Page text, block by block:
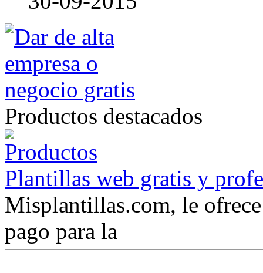
Productos destacados
Plantillas web gratis y
Misplantillas.com, le
pago para la